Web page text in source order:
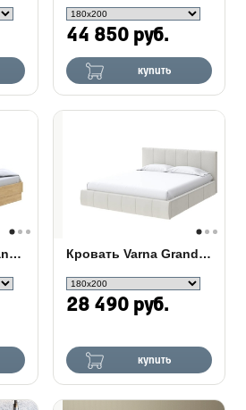
44 850 руб.
купить
Кровать Lagom Plane Wood с подъемным механизмом Кровать Varna Grand с ПМ
28 490 руб.
купить